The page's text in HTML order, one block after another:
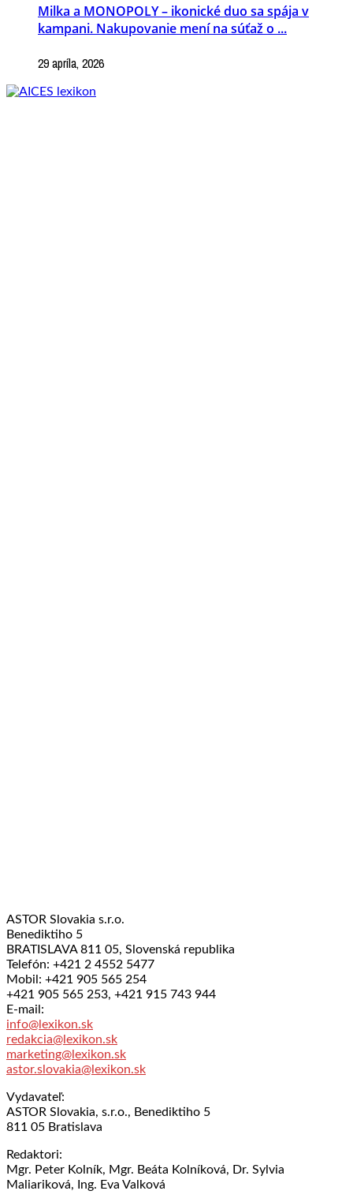
Milka a MONOPOLY – ikonické duo sa spája v
kampani. Nakupovanie mení na súťaž o ...
29 apríla, 2026
ASTOR Slovakia s.r.o.
Benediktiho 5
BRATISLAVA 811 05, Slovenská republika
Telefón: +421 2 4552 5477
Mobil: +421 905 565 254
+421 905 565 253, +421 915 743 944
E-mail:
info@lexikon.sk
redakcia@lexikon.sk
marketing@lexikon.sk
astor.slovakia@lexikon.sk
Vydavateľ:
ASTOR Slovakia, s.r.o., Benediktiho 5
811 05 Bratislava
Redaktori:
Mgr. Peter Kolník, Mgr. Beáta Kolníková, Dr. Sylvia
Maliariková, Ing. Eva Valková